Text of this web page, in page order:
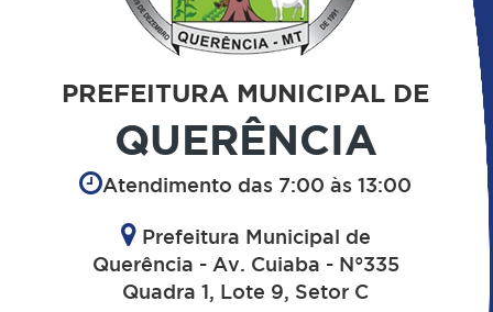
PREFEITURA MUNICIPAL DE
QUERÊNCIA
Atendimento das 7:00 às 13:00
Prefeitura Municipal de
Querência - Av. Cuiaba - N°335
Quadra 1, Lote 9, Setor C